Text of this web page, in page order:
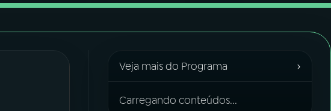
Veja mais do Programa ›
Carregando conteúdos...